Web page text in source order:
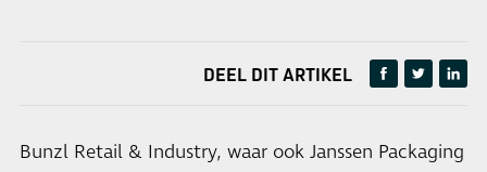
DEEL DIT ARTIKEL
Bunzl Retail & Industry, waar ook Janssen Packaging